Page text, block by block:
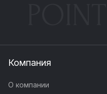
Компания
О компании